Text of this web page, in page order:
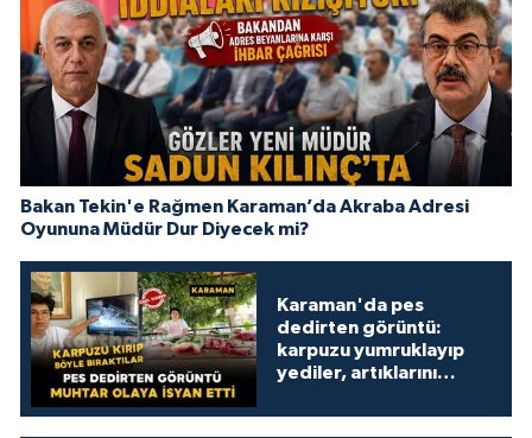
Bakan Tekin'e Rağmen Karaman’da Akraba Adresi
Oyununa Müdür Dur Diyecek mi?
Karaman'da pes
dedirten görüntü:
karpuzu yumruklayıp
yediler, artıklarını